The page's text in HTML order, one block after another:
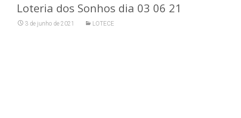
Loteria dos Sonhos dia 03 06 21
3 de junho de 2021 LOTECE